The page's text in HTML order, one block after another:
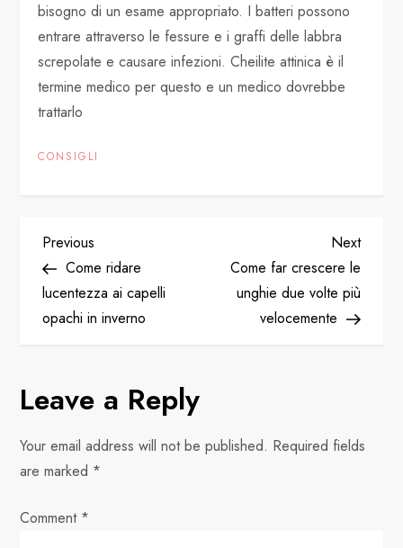
bisogno di un esame appropriato. I batteri possono
entrare attraverso le fessure e i graffi delle labbra
screpolate e causare infezioni. Cheilite attinica è il
termine medico per questo e un medico dovrebbe
trattarlo
CONSIGLI
P
o
s
n
a
v
Previous
Post
Previous
Come ridare
lucentezza ai capelli
opachi in inverno
Next
Post
Next
Come far crescere le
unghie due volte più
velocemente
Leave a Reply
Your email address will not be published. Required fields
are marked *
Comment *